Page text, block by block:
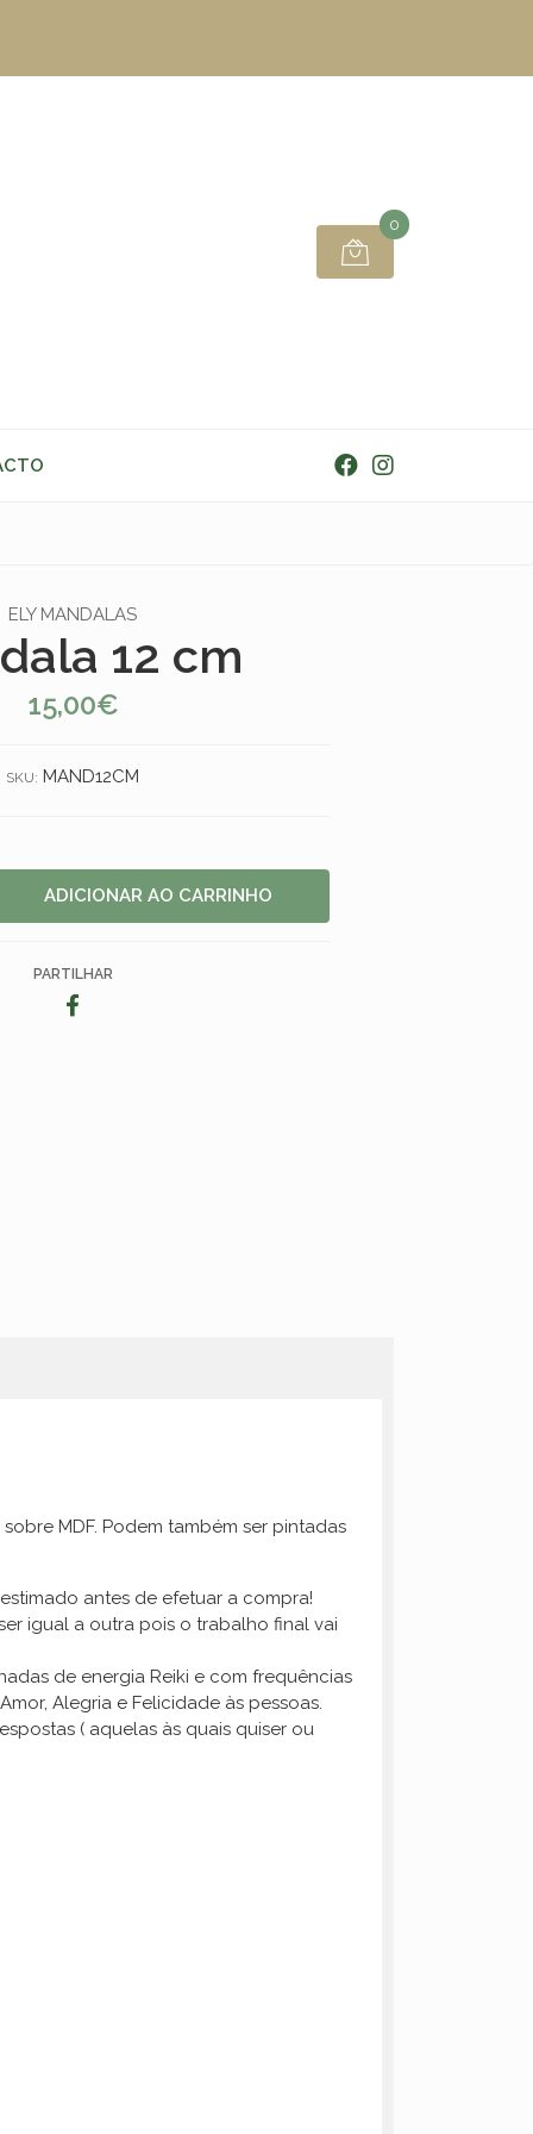
0
ELY MANDALAS
12 cm
15,00€
SKU: MAND12CM
PARTILHAR
MDF. Podem também ser pintadas
antes de efetuar a compra!
igual a outra pois o trabalho final vai
de energia Reiki e com frequências
Alegria e Felicidade às pessoas.
( aquelas às quais quiser ou